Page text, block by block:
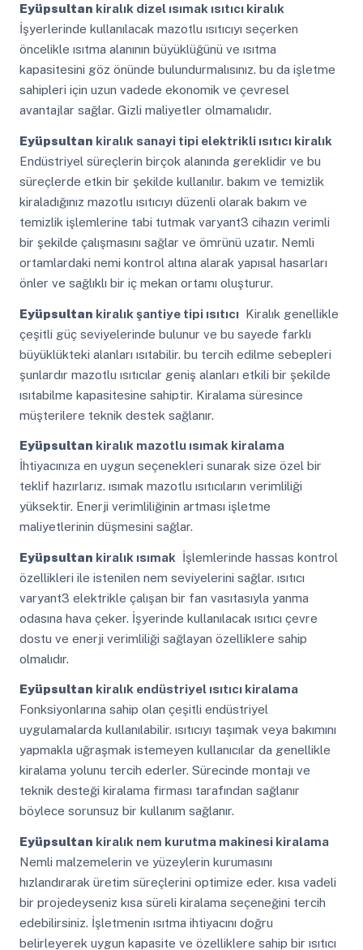
Eyüpsultan kiralık dizel ısımak ısıtıcı kiralık
İşyerlerinde kullanılacak mazotlu ısıtıcıyı seçerken
öncelikle ısıtma alanının büyüklüğünü ve ısıtma
kapasitesini göz önünde bulundurmalısınız. bu da işletme
sahipleri için uzun vadede ekonomik ve çevresel
avantajlar sağlar. Gizli maliyetler olmamalıdır.
Eyüpsultan kiralık sanayi tipi elektrikli ısıtıcı kiralık
Endüstriyel süreçlerin birçok alanında gereklidir ve bu
süreçlerde etkin bir şekilde kullanılır. bakım ve temizlik
kiraladığınız mazotlu ısıtıcıyı düzenli olarak bakım ve
temizlik işlemlerine tabi tutmak varyant3 cihazın verimli
bir şekilde çalışmasını sağlar ve ömrünü uzatır. Nemli
ortamlardaki nemi kontrol altına alarak yapısal hasarları
önler ve sağlıklı bir iç mekan ortamı oluşturur.
Eyüpsultan kiralık şantiye tipi ısıtıcıKiralık genellikle
çeşitli güç seviyelerinde bulunur ve bu sayede farklı
büyüklükteki alanları ısıtabilir. bu tercih edilme sebepleri
şunlardır mazotlu ısıtıcılar geniş alanları etkili bir şekilde
ısıtabilme kapasitesine sahiptir. Kiralama süresince
müşterilere teknik destek sağlanır.
Eyüpsultan kiralık mazotlu ısımak kiralama
İhtiyacınıza en uygun seçenekleri sunarak size özel bir
teklif hazırlarız. ısımak mazotlu ısıtıcıların verimliliği
yüksektir. Enerji verimliliğinin artması işletme
maliyetlerinin düşmesini sağlar.
Eyüpsultan kiralık ısımak İşlemlerinde hassas kontrol
özellikleri ile istenilen nem seviyelerini sağlar. ısıtıcı
varyant3 elektrikle çalışan bir fan vasıtasıyla yanma
odasına hava çeker. İşyerinde kullanılacak ısıtıcı çevre
dostu ve enerji verimliliği sağlayan özelliklere sahip
olmalıdır.
Eyüpsultan kiralık endüstriyel ısıtıcı kiralama
Fonksiyonlarına sahip olan çeşitli endüstriyel
uygulamalarda kullanılabilir. ısıtıcıyı taşımak veya bakımını
yapmakla uğraşmak istemeyen kullanıcılar da genellikle
kiralama yolunu tercih ederler. Sürecinde montajı ve
teknik desteği kiralama firması tarafından sağlanır
böylece sorunsuz bir kullanım sağlanır.
Eyüpsultan kiralık nem kurutma makinesi kiralama
Nemli malzemelerin ve yüzeylerin kurumasını
hızlandırarak üretim süreçlerini optimize eder. kısa vadeli
bir projedeyseniz kısa süreli kiralama seçeneğini tercih
edebilirsiniz. İşletmenin ısıtma ihtiyacını doğru
belirleyerek uygun kapasite ve özelliklere sahip bir ısıtıcı